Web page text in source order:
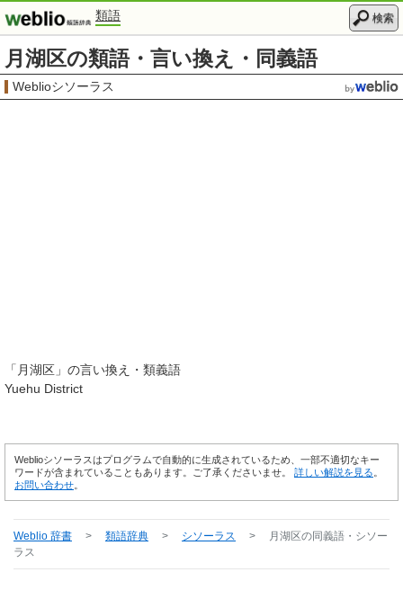
類語 検索
月湖区の類語・言い換え・同義語
Weblioシソーラス
「 月湖区 」の言い換え・類義語
Yuehu District
Weblioシソーラスはプログラムで自動的に生成されているため、一部不適切なキー
ワードが含まれていることもあります。ご了承くださいませ。 詳しい解説を見る
お問い合わせ
Weblio 辞書 > 類語辞典 > シソーラス > 月湖区の同義語・シソー
ラス